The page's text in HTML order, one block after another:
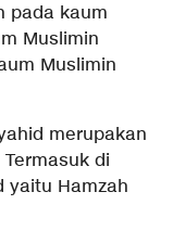
pada kaum
Muslimin
Muslimin
merupakan
di
yaitu Hamzah